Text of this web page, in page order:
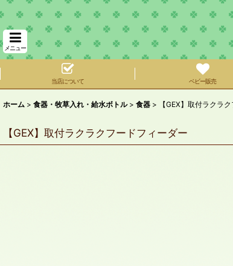
メニュー
当店について ベビー販売
ホーム > 食器・牧草入れ・給水ボトル > 食器 > 【GEX】取付ラクラ
【GEX】取付ラクラクフードフィーダー